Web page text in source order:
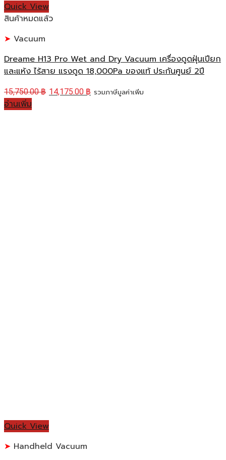
Quick View
สินค้าหมดแล้ว
Vacuum
Dreame H13 Pro Wet and Dry Vacuum เครื่องดูดฝุ่นเปียก
และแห้ง ไร้สาย แรงดูด 18,000Pa ของแท้ ประกันศูนย์ 2ปี
15,750.00฿ 14,175.00 ฿ รวมภาษีมูลค่าเพิ่ม
อ่านเพิ่ม
Quick View
Handheld Vacuum